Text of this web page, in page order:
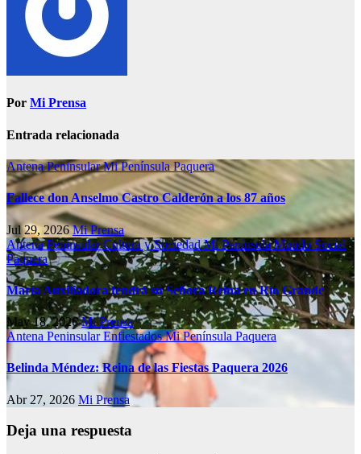
Por Mi Prensa
Entrada relacionada
Antena PeninsularMi PenínsulaPaquera
Fallece don Anselmo Castro Calderón a los 87 años
Jul 29, 2026Mi Prensa
Antena PeninsularCultura y SociedadMi PenínsulaMundo Social
Paquera
María Auxiliadora tendrá su Señora Reina en Río Grande
May 18, 2026Mi Prensa
Antena PeninsularEnfiestadosMi Península Paquera
Belinda Méndez: Reina de las Fiestas Paquera 2026
Abr 27, 2026 Mi Prensa
Deja una respuesta